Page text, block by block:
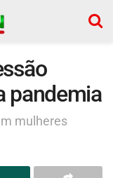
pandemia
mulheres